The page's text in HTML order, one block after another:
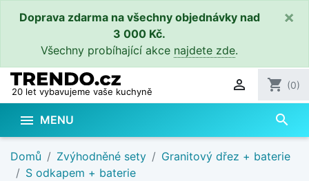
Doprava zdarma na všechny objednávky nad
3 000 Kč.
Všechny probíhající akce najdete zde.
×
20 let vybavujeme vaše kuchyně  shopping_cart (0)
 MENU search
Domů Zvýhodněné sety
Granitový dřez + baterie
S odkapem + baterie